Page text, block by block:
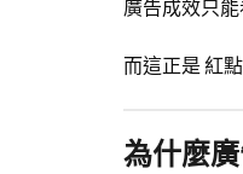
廣告成效只
而這正是 紅
為什麼